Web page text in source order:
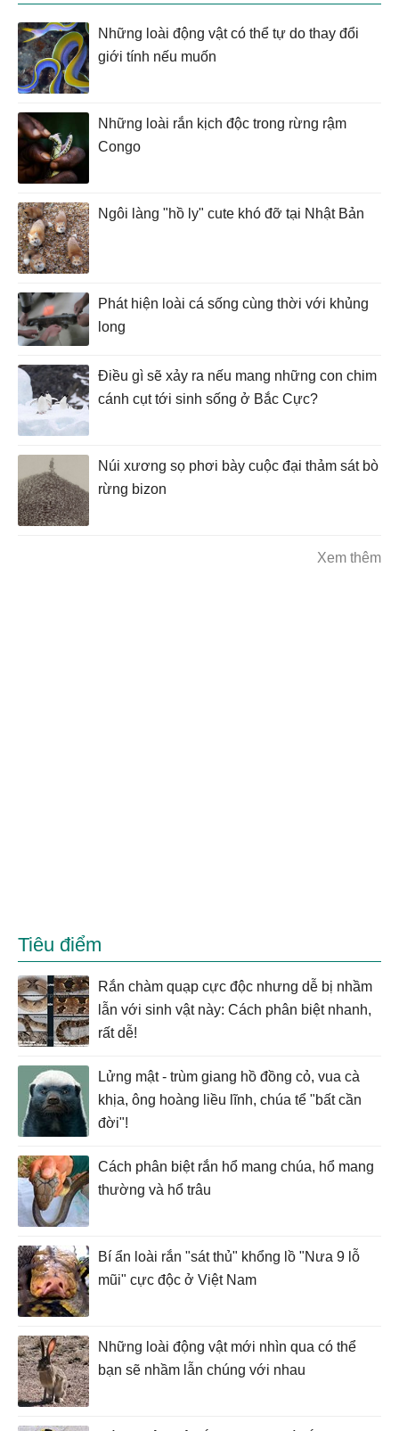
Những loài động vật có thể tự do thay đổi
giới tính nếu muốn
Những loài rắn kịch độc trong rừng rậm
Congo
Ngôi làng "hồ ly" cute khó đỡ tại Nhật Bản
Phát hiện loài cá sống cùng thời với khủng
long
Điều gì sẽ xảy ra nếu mang những con chim
cánh cụt tới sinh sống ở Bắc Cực?
Núi xương sọ phơi bày cuộc đại thảm sát bò
rừng bizon
Xem thêm
Tiêu điểm
Rắn chàm quạp cực độc nhưng dễ bị nhầm
lẫn với sinh vật này: Cách phân biệt nhanh,
rất dễ!
Lửng mật - trùm giang hồ đồng cỏ, vua cà
khịa, ông hoàng liều lĩnh, chúa tể "bất cần
đời"!
Cách phân biệt rắn hổ mang chúa, hổ mang
thường và hổ trâu
Bí ẩn loài rắn "sát thủ" khổng lồ "Nưa 9 lỗ
mũi" cực độc ở Việt Nam
Những loài động vật mới nhìn qua có thể
bạn sẽ nhầm lẫn chúng với nhau